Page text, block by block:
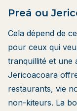
Preá ou
Cela dépend de
pour ceux qui
tranquillité et une
Jericoacoara
restaurants, vie
non-kiteurs. La